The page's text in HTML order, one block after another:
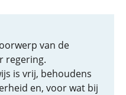
van de
regering.
is vrij, behoudens
en, voor wat bij